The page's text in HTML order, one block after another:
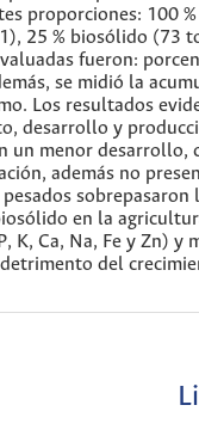
proporciones: 100
25 % biosólido (73
fueron:
se midió la
Los resultados
desarrollo y
un menor
además no
en la
K, Ca, Na, Fe y Zn) y
del